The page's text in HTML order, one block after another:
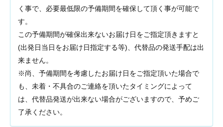
く事で、必要最低限の予備期間を確保して頂く事が可能で
す。
この予備期間が確保出来ないお届け日をご指定頂きますと
(出発日当日をお届け日指定する等)、代替品の発送手配は出
来ません。
※尚、予備期間を考慮したお届け日をご指定頂いた場合で
も、未着・不具合のご連絡を頂いたタイミングによって
は、代替品発送が出来ない場合がございますので、予めご
了承ください。